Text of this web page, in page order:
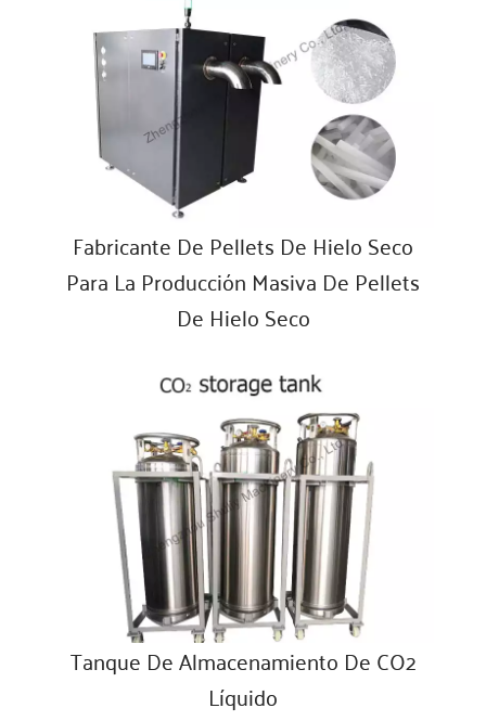
Fabricante De Pellets De Hielo Seco
Para La Producción Masiva De Pellets
De Hielo Seco
Tanque De Almacenamiento De CO2
Líquido